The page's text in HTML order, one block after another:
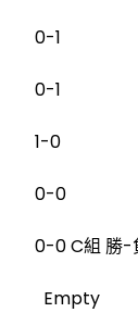
0-1
0-1
1-0
0-0
0-0 C組 勝
Empty